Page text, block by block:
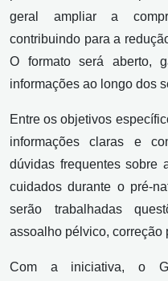
geral ampliar a
contribuindo para a
O formato será aberto,
informações ao longo dos
Entre os objetivos
informações claras e
dúvidas frequentes sobre
cuidados durante o pré-
serão trabalhadas
assoalho pélvico, correção
Com a iniciativa, o